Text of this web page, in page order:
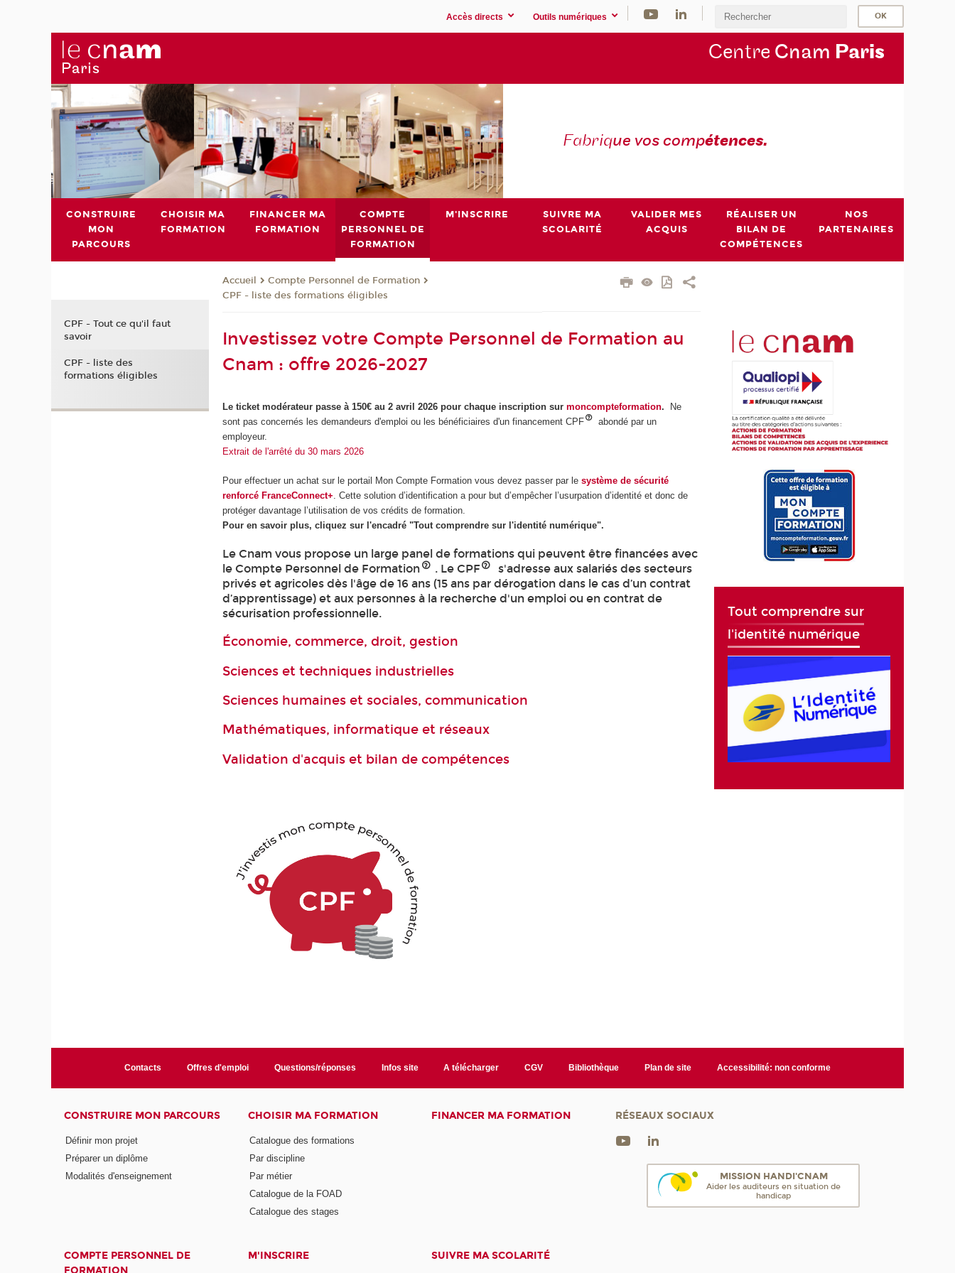
Accès directs Outils numériques
Centre Cnam Paris
Fabrique vos compétences.
CONSTRUIRE
MON
PARCOURS
CHOISIR MA
FORMATION
FINANCER MA
FORMATION
COMPTE
PERSONNEL DE
FORMATION
M'INSCRIRE
SUIVRE MA
SCOLARITÉ
VALIDER MES
ACQUIS
RÉALISER UN
BILAN DE
COMPÉTENCES
NOS
PARTENAIRES
Accueil
Compte Personnel de Formation
CPF - liste des formations éligibles
Investissez votre Compte Personnel de Formation au
Cnam : offre 2026-2027
Le ticket modérateur passe à 150€ au 2 avril 2026 pour chaque inscription surmoncompteformation.
Ne
sont pas concernés les demandeurs d'emploi ou les bénéficiaires d'un financement CPF
abondé par un
employeur.
Extrait de l'arrêté du 30 mars 2026
Pour effectuer un achat sur le portail Mon Compte Formation vous devez passer par lesystème de sécurité
renforcé FranceConnect+ . Cette solution d’identification a pour but d’empêcher l’usurpation d’identité et donc de
protéger davantage l’utilisation de vos crédits de formation.
Pour en savoir plus, cliquez sur l'encadré "Tout comprendre sur l'identité numérique".
Le Cnam vous propose un large panel de formations qui peuvent être financées avec
le Compte Personnel de Formation
. Le CPF
s'adresse aux salariés des secteurs
privés et agricoles dès l'âge de 16 ans (15 ans par dérogation dans le cas d’un contrat
d’apprentissage) et aux personnes à la recherche d'un emploi ou en contrat de
sécurisation professionnelle.
Économie, commerce, droit, gestion
Sciences et techniques industrielles
Sciences humaines et sociales, communication
Mathématiques, informatique et réseaux
Validation d'acquis et bilan de compétences
Tout comprendre sur
l'identité numérique
CPF - Tout ce qu'il faut
savoir
CPF - liste des
formations éligibles
Contacts Offres d'emploi Questions/réponses Infos site A télécharger CGV Bibliothèque Plan de site Accessibilité: non conforme
CONSTRUIRE MON PARCOURS
Définir mon projet
Préparer un diplôme
Modalités d'enseignement
CHOISIR MA FORMATION
Catalogue des formations
Par discipline
Par métier
Catalogue de la FOAD
Catalogue des stages
FINANCER MA FORMATION
COMPTE PERSONNEL DE
FORMATION
M'INSCRIRE SUIVRE MA SCOLARITÉ
RÉSEAUX SOCIAUX
MISSION HANDI'CNAM
Aider les auditeurs en situation de
handicap